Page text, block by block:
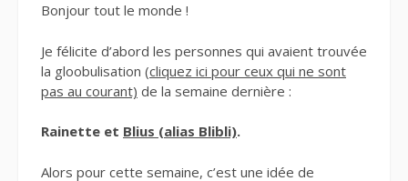
Bonjour tout le monde !
Je félicite d’abord les personnes qui avaient trouvée
la gloobulisation (cliquez ici pour ceux qui ne sont
pas au courant) de la semaine dernière :
Rainette et Blius (alias Blibli).
Alors pour cette semaine, c’est une idée de